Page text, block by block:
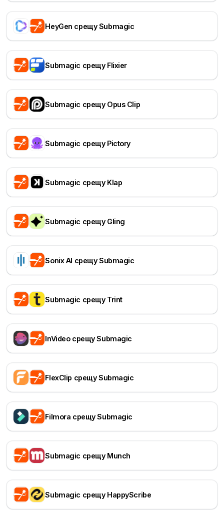
HeyGen срещу Submagic
Submagic срещу Flixier
Submagic срещу Opus Clip
Submagic срещу Pictory
Submagic срещу Klap
Submagic срещу Gling
Sonix AI срещу Submagic
Submagic срещу Trint
InVideo срещу Submagic
FlexClip срещу Submagic
Filmora срещу Submagic
Submagic срещу Munch
Submagic срещу HappyScribe